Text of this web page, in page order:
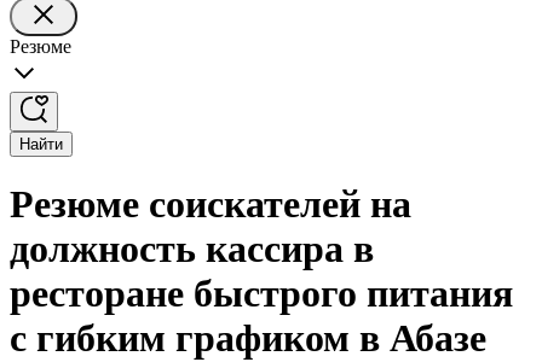
Резюме
Найти
Резюме соискателей на
должность кассира в
ресторане быстрого питания
с гибким графиком в Абазе